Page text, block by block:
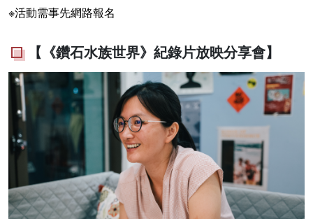
※活動需事先網路報名
【《鑽石水族世界》紀錄片放映分享會】